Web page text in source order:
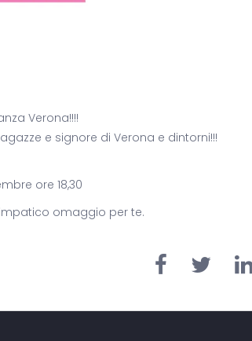
Verona!!!!
ragazze e signore di Verona e dintorni!!!
ore 18,30
omaggio per te.